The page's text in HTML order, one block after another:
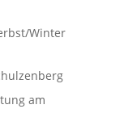
Winter
am